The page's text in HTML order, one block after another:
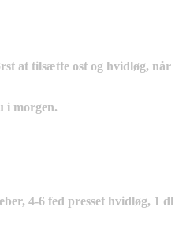
at tilsætte ost og hvidløg, når
i morgen.
4-6 fed presset hvidløg, 1 dl